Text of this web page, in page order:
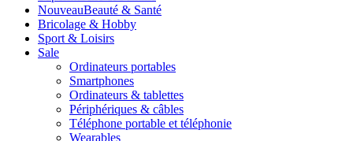
NouveauBeauté & Santé
Bricolage & Hobby
Sport & Loisirs
Sale
Ordinateurs portables
Smartphones
Ordinateurs & tablettes
Périphériques & câbles
Téléphone portable et téléphonie
Wearables